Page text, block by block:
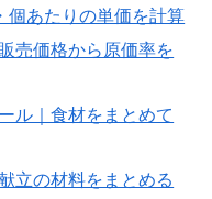
個あたりの単価を計算
売価格から原価率を
ル｜食材をまとめて
立の材料をまとめる